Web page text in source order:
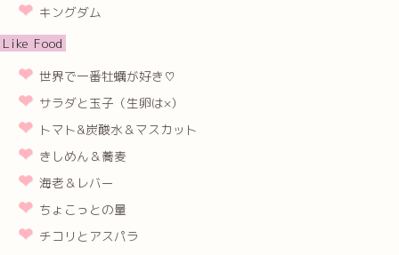
キングダム
Like Food
世界で一番牡蠣が好き♡
サラダと玉子（生卵は×）
トマト&炭酸水＆マスカット
きしめん＆蕎麦
海老＆レバー
ちょこっとの量
チコリとアスパラ